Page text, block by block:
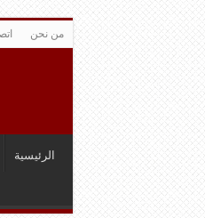
من نحن
الرئيسية